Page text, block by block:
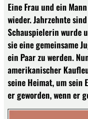
Eine Frau und ein
wieder. Jahrzehnte
Schauspielerin wurde
sie eine gemeinsame
ein Paar zu werden.
amerikanischer
seine Heimat, um sein
er geworden, wenn er